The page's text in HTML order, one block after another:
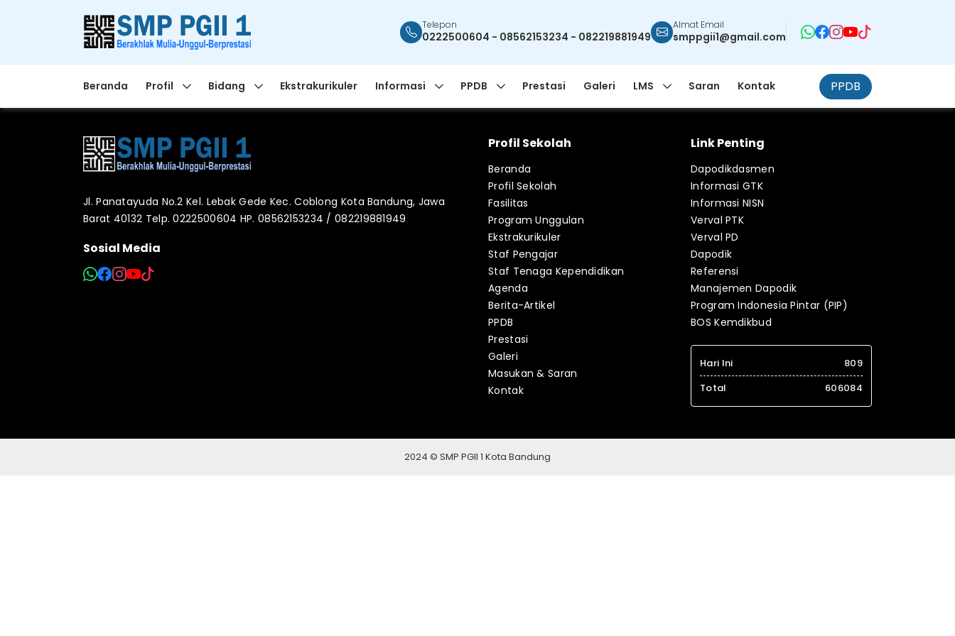
Telepon
0222500604 - 08562153234 - 082219881949
Almat Email
smppgii1@gmail.com
Beranda Profil Bidang Ekstrakurikuler Informasi PPDB Prestasi Galeri LMS Saran Kontak PPDB
Jl. Panatayuda No.2 Kel. Lebak Gede Kec. Coblong Kota Bandung, Jawa
Barat 40132 Telp. 0222500604 HP. 08562153234 / 082219881949
Sosial Media
Profil Sekolah
Beranda
Profil Sekolah
Fasilitas
Program Unggulan
Ekstrakurikuler
Staf Pengajar
Staf Tenaga Kependidikan
Agenda
Berita-Artikel
PPDB
Prestasi
Galeri
Masukan & Saran
Kontak
Link Penting
Dapodikdasmen
Informasi GTK
Informasi NISN
Verval PTK
Verval PD
Dapodik
Referensi
Manajemen Dapodik
Program Indonesia Pintar (PIP)
BOS Kemdikbud
Hari Ini
809
Total
606084
2024 © SMP PGII 1 Kota Bandung